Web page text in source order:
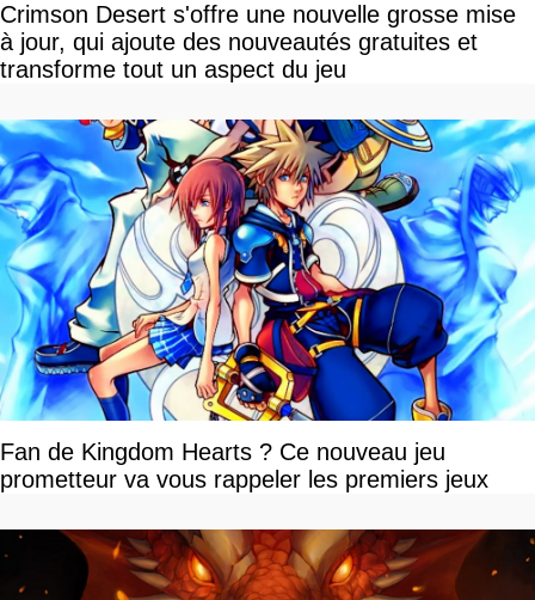
Crimson Desert s'offre une nouvelle grosse mise
à jour, qui ajoute des nouveautés gratuites et
transforme tout un aspect du jeu
Fan de Kingdom Hearts ? Ce nouveau jeu
prometteur va vous rappeler les premiers jeux